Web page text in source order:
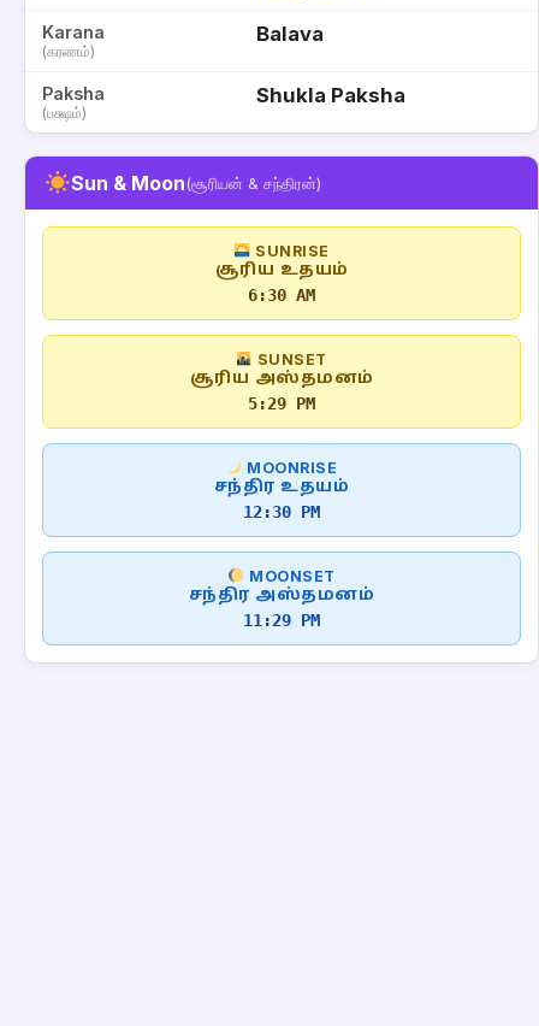
Karana
(கரணம்)
Balava
Paksha
(பக்ஷம்)
Shukla Paksha
Sun & Moon(சூரியன் & சந்திரன்)
SUNRISE
சூரிய உதயம்
6:30 AM
SUNSET
சூரிய அஸ்தமனம்
5:29 PM
MOONRISE
சந்திர உதயம்
12:30 PM
MOONSET
சந்திர அஸ்தமனம்
11:29 PM